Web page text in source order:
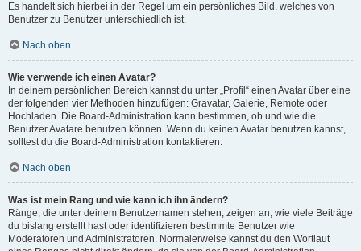
Es handelt sich hierbei in der Regel um ein persönliches Bild, welches von
Benutzer zu Benutzer unterschiedlich ist.
Nach oben
Wie verwende ich einen Avatar?
In deinem persönlichen Bereich kannst du unter „Profil“ einen Avatar über eine
der folgenden vier Methoden hinzufügen: Gravatar, Galerie, Remote oder
Hochladen. Die Board-Administration kann bestimmen, ob und wie die
Benutzer Avatare benutzen können. Wenn du keinen Avatar benutzen kannst,
solltest du die Board-Administration kontaktieren.
Nach oben
Was ist mein Rang und wie kann ich ihn ändern?
Ränge, die unter deinem Benutzernamen stehen, zeigen an, wie viele Beiträge
du bislang erstellt hast oder identifizieren bestimmte Benutzer wie
Moderatoren und Administratoren. Normalerweise kannst du den Wortlaut